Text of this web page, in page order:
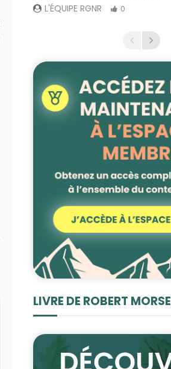
L'ÉQUIPE RGNR
0
LIVRE DE ROBERT MORSE